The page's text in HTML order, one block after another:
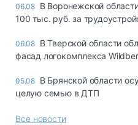
06.08 В Воронежской
100 тыс. руб. за
06.08 В Тверской области
фасад логокомплекса
05.08 В Брянской области
целую семью в ДТП
Все новости